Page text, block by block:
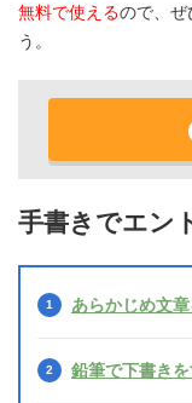
無料で使えるので、ぜ
う。
手書きでエン
あらかじめ文
鉛筆で下書き